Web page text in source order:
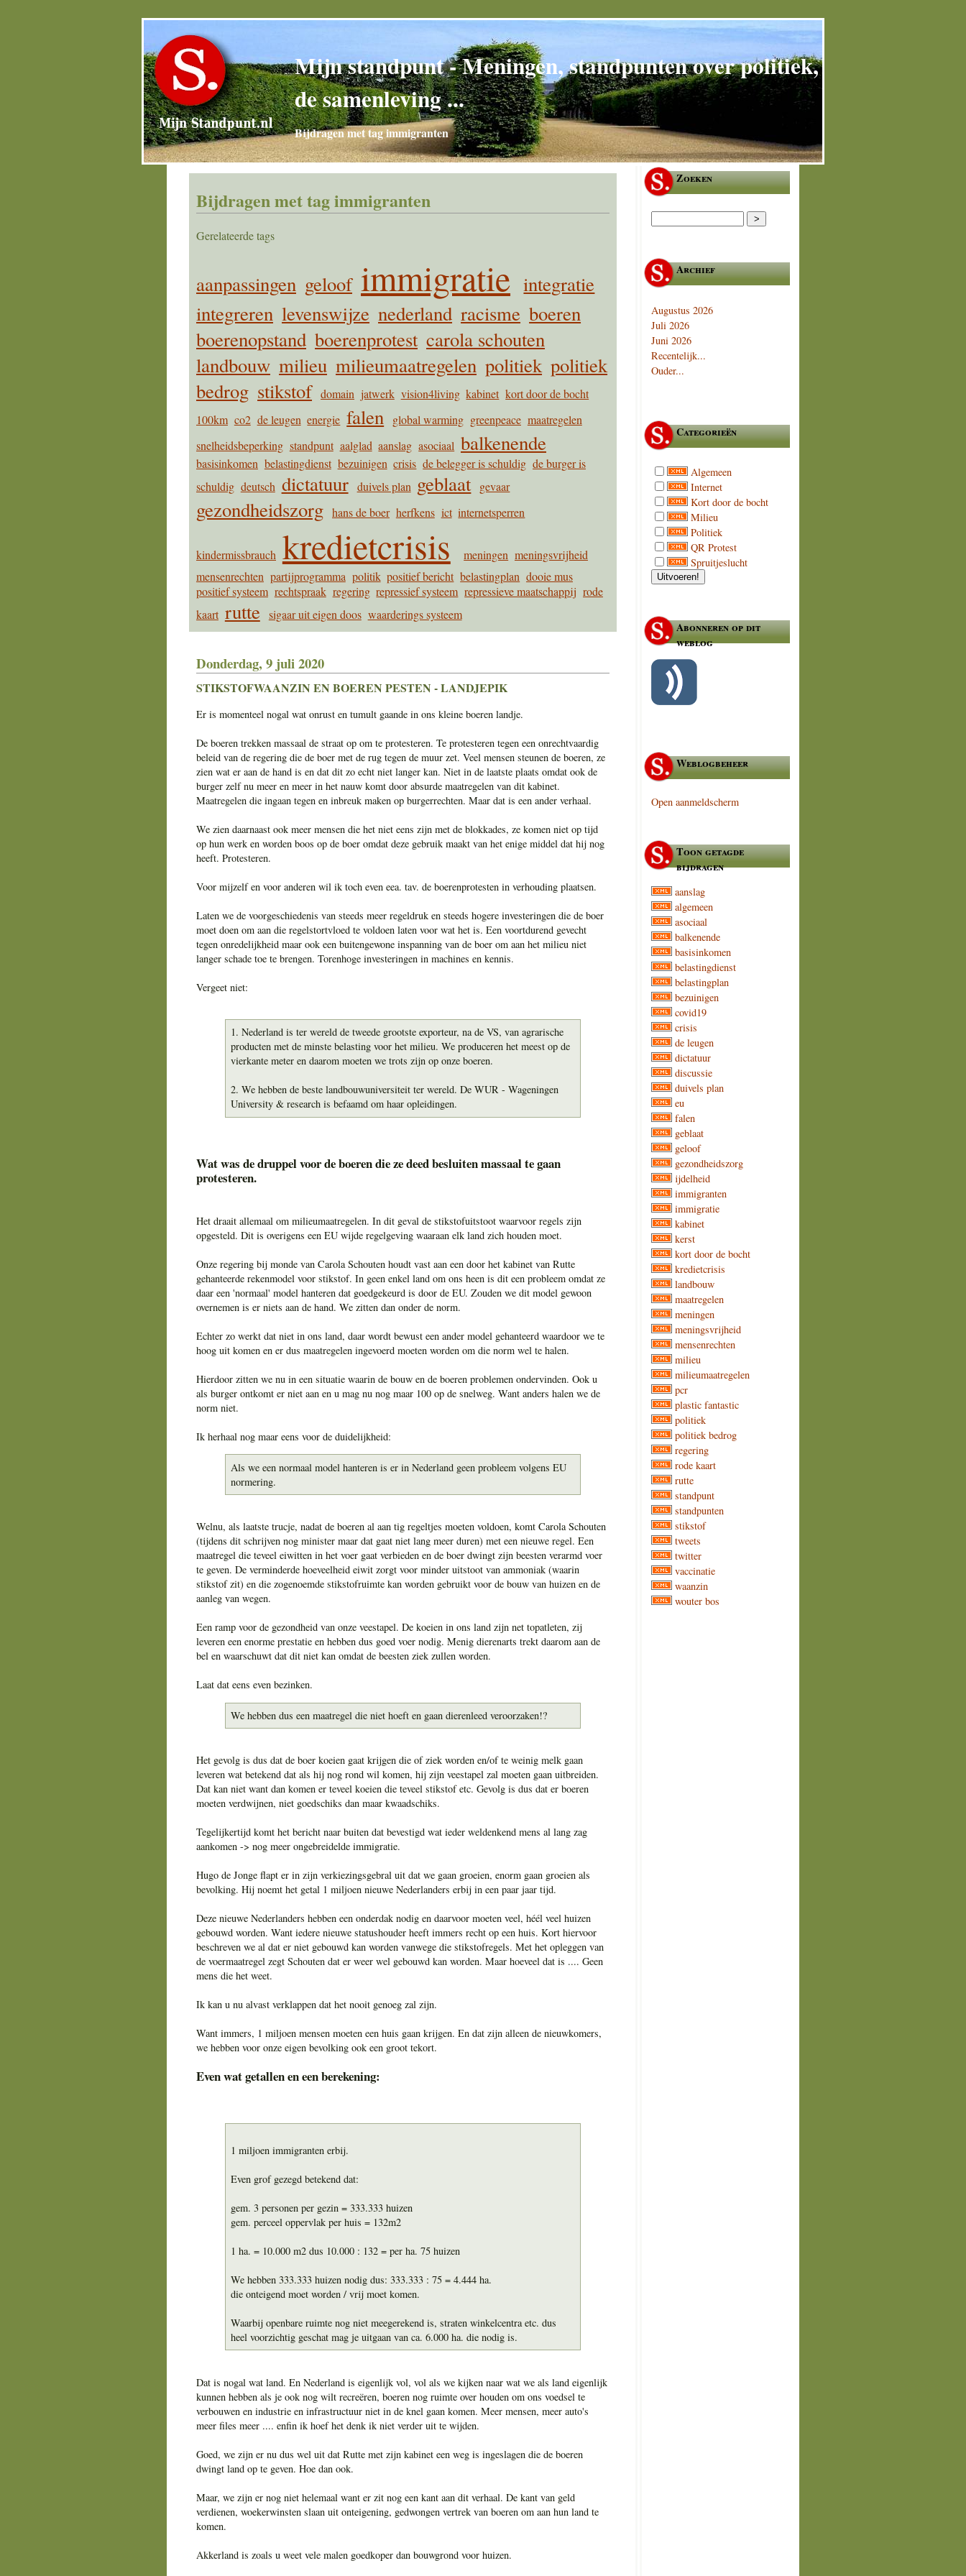
Mijn standpunt - Meningen, standpunten over politiek,
de samenleving ...
Bijdragen met tag immigranten
Bijdragen met tag immigranten
Gerelateerde tags
aanpassingen geloof immigratie integratie
integreren levenswijze nederland racisme boeren
boerenopstand boerenprotest carola schouten
landbouw milieu milieumaatregelen politiek politiek
bedrog stikstof domain jatwerk vision4living kabinet kort door de bocht
100km co2 de leugen energie falen global warming greenpeace maatregelen
snelheidsbeperking standpunt aalglad aanslag asociaal balkenende
basisinkomen belastingdienst bezuinigen crisis de belegger is schuldig de burger is
schuldig deutsch dictatuur duivels plan geblaat gevaar
gezondheidszorg hans de boer herfkens ict internetsperren
kindermissbrauch kredietcrisis meningen meningsvrijheid
mensenrechten partijprogramma politik positief bericht belastingplan dooie mus
positief systeem rechtspraak regering repressief systeem repressieve maatschappij rode
kaart rutte sigaar uit eigen doos waarderings systeem
Donderdag, 9 juli 2020
STIKSTOFWAANZIN EN BOEREN PESTEN - LANDJEPIK
Er is momenteel nogal wat onrust en tumult gaande in ons kleine boeren landje.
De boeren trekken massaal de straat op om te protesteren. Te protesteren tegen een onrechtvaardig
beleid van de regering die de boer met de rug tegen de muur zet. Veel mensen steunen de boeren, ze
zien wat er aan de hand is en dat dit zo echt niet langer kan. Niet in de laatste plaats omdat ook de
burger zelf nu meer en meer in het nauw komt door absurde maatregelen van dit kabinet.
Maatregelen die ingaan tegen en inbreuk maken op burgerrechten. Maar dat is een ander verhaal.
We zien daarnaast ook meer mensen die het niet eens zijn met de blokkades, ze komen niet op tijd
op hun werk en worden boos op de boer omdat deze gebruik maakt van het enige middel dat hij nog
heeft. Protesteren.
Voor mijzelf en voor anderen wil ik toch even eea. tav. de boerenprotesten in verhouding plaatsen.
Laten we de voorgeschiedenis van steeds meer regeldruk en steeds hogere investeringen die de boer
moet doen om aan die regelstortvloed te voldoen laten voor wat het is. Een voortdurend gevecht
tegen onredelijkheid maar ook een buitengewone inspanning van de boer om aan het milieu niet
langer schade toe te brengen. Torenhoge investeringen in machines en kennis.
Vergeet niet:
1. Nederland is ter wereld de tweede grootste exporteur, na de VS, van agrarische
producten met de minste belasting voor het milieu. We produceren het meest op de
vierkante meter en daarom moeten we trots zijn op onze boeren.
2. We hebben de beste landbouwuniversiteit ter wereld. De WUR - Wageningen
University & research is befaamd om haar opleidingen.
Wat was de druppel voor de boeren die ze deed besluiten massaal te gaan
protesteren.
Het draait allemaal om milieumaatregelen. In dit geval de stikstofuitstoot waarvoor regels zijn
opgesteld. Dit is overigens een EU wijde regelgeving waaraan elk land zich houden moet.
Onze regering bij monde van Carola Schouten houdt vast aan een door het kabinet van Rutte
gehanteerde rekenmodel voor stikstof. In geen enkel land om ons heen is dit een probleem omdat ze
daar een 'normaal' model hanteren dat goedgekeurd is door de EU. Zouden we dit model gewoon
overnemen is er niets aan de hand. We zitten dan onder de norm.
Echter zo werkt dat niet in ons land, daar wordt bewust een ander model gehanteerd waardoor we te
hoog uit komen en er dus maatregelen ingevoerd moeten worden om die norm wel te halen.
Hierdoor zitten we nu in een situatie waarin de bouw en de boeren problemen ondervinden. Ook u
als burger ontkomt er niet aan en u mag nu nog maar 100 op de snelweg. Want anders halen we de
norm niet.
Ik herhaal nog maar eens voor de duidelijkheid:
Als we een normaal model hanteren is er in Nederland geen probleem volgens EU
normering.
Welnu, als laatste trucje, nadat de boeren al aan tig regeltjes moeten voldoen, komt Carola Schouten
(tijdens dit schrijven nog minister maar dat gaat niet lang meer duren) met een nieuwe regel. Een
maatregel die teveel eiwitten in het voer gaat verbieden en de boer dwingt zijn beesten verarmd voer
te geven. De verminderde hoeveelheid eiwit zorgt voor minder uitstoot van ammoniak (waarin
stikstof zit) en die zogenoemde stikstofruimte kan worden gebruikt voor de bouw van huizen en de
aanleg van wegen.
Een ramp voor de gezondheid van onze veestapel. De koeien in ons land zijn net topatleten, zij
leveren een enorme prestatie en hebben dus goed voer nodig. Menig dierenarts trekt daarom aan de
bel en waarschuwt dat dit niet kan omdat de beesten ziek zullen worden.
Laat dat eens even bezinken.
We hebben dus een maatregel die niet hoeft en gaan dierenleed veroorzaken!?
Het gevolg is dus dat de boer koeien gaat krijgen die of ziek worden en/of te weinig melk gaan
leveren wat betekend dat als hij nog rond wil komen, hij zijn veestapel zal moeten gaan uitbreiden.
Dat kan niet want dan komen er teveel koeien die teveel stikstof etc. Gevolg is dus dat er boeren
moeten verdwijnen, niet goedschiks dan maar kwaadschiks.
Tegelijkertijd komt het bericht naar buiten dat bevestigd wat ieder weldenkend mens al lang zag
aankomen -> nog meer ongebreidelde immigratie.
Hugo de Jonge flapt er in zijn verkiezingsgebral uit dat we gaan groeien, enorm gaan groeien als
bevolking. Hij noemt het getal 1 miljoen nieuwe Nederlanders erbij in een paar jaar tijd.
Deze nieuwe Nederlanders hebben een onderdak nodig en daarvoor moeten veel, héél veel huizen
gebouwd worden. Want iedere nieuwe statushouder heeft immers recht op een huis. Kort hiervoor
beschreven we al dat er niet gebouwd kan worden vanwege die stikstofregels. Met het opleggen van
de voermaatregel zegt Schouten dat er weer wel gebouwd kan worden. Maar hoeveel dat is .... Geen
mens die het weet.
Ik kan u nu alvast verklappen dat het nooit genoeg zal zijn.
Want immers, 1 miljoen mensen moeten een huis gaan krijgen. En dat zijn alleen de nieuwkomers,
we hebben voor onze eigen bevolking ook een groot tekort.
Even wat getallen en een berekening:
1 miljoen immigranten erbij.
Even grof gezegd betekend dat:
gem. 3 personen per gezin = 333.333 huizen
gem. perceel oppervlak per huis = 132m2
1 ha. = 10.000 m2 dus 10.000 : 132 = per ha. 75 huizen
We hebben 333.333 huizen nodig dus: 333.333 : 75 = 4.444 ha.
die onteigend moet worden / vrij moet komen.
Waarbij openbare ruimte nog niet meegerekend is, straten winkelcentra etc. dus
heel voorzichtig geschat mag je uitgaan van ca. 6.000 ha. die nodig is.
Dat is nogal wat land. En Nederland is eigenlijk vol, vol als we kijken naar wat we als land eigenlijk
kunnen hebben als je ook nog wilt recreëren, boeren nog ruimte over houden om ons voedsel te
verbouwen en industrie en infrastructuur niet in de knel gaan komen. Meer mensen, meer auto's
meer files meer .... enfin ik hoef het denk ik niet verder uit te wijden.
Goed, we zijn er nu dus wel uit dat Rutte met zijn kabinet een weg is ingeslagen die de boeren
dwingt land op te geven. Hoe dan ook.
Maar, we zijn er nog niet helemaal want er zit nog een kant aan dit verhaal. De kant van geld
verdienen, woekerwinsten slaan uit onteigening, gedwongen vertrek van boeren om aan hun land te
komen.
Akkerland is zoals u weet vele malen goedkoper dan bouwgrond voor huizen.
Zoeken
Archief
Augustus 2026
Juli 2026
Juni 2026
Recentelijk...
Ouder...
Categorieën
Algemeen
Internet
Kort door de bocht
Milieu
Politiek
QR Protest
Spruitjeslucht
Abonneren op dit
weblog
Weblogbeheer
Open aanmeldscherm
Toon getagde
bijdragen
aanslag
algemeen
asociaal
balkenende
basisinkomen
belastingdienst
belastingplan
bezuinigen
covid19
crisis
de leugen
dictatuur
discussie
duivels plan
eu
falen
geblaat
geloof
gezondheidszorg
ijdelheid
immigranten
immigratie
kabinet
kerst
kort door de bocht
kredietcrisis
landbouw
maatregelen
meningen
meningsvrijheid
mensenrechten
milieu
milieumaatregelen
pcr
plastic fantastic
politiek
politiek bedrog
regering
rode kaart
rutte
standpunt
standpunten
stikstof
tweets
twitter
vaccinatie
waanzin
wouter bos